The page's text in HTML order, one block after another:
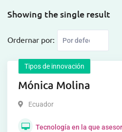
Showing the single result
Ordernar por:
Tipos de innovación
Mónica Molina
Ecuador
Tecnología en la que